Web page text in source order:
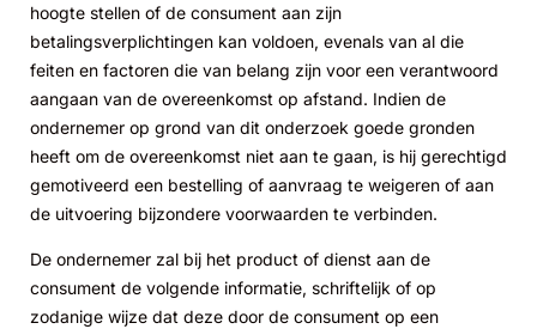
hoogte stellen of de consument aan zijn
betalingsverplichtingen kan voldoen, evenals van al die
feiten en factoren die van belang zijn voor een verantwoord
aangaan van de overeenkomst op afstand. Indien de
ondernemer op grond van dit onderzoek goede gronden
heeft om de overeenkomst niet aan te gaan, is hij gerechtigd
gemotiveerd een bestelling of aanvraag te weigeren of aan
de uitvoering bijzondere voorwaarden te verbinden.
De ondernemer zal bij het product of dienst aan de
consument de volgende informatie, schriftelijk of op
zodanige wijze dat deze door de consument op een